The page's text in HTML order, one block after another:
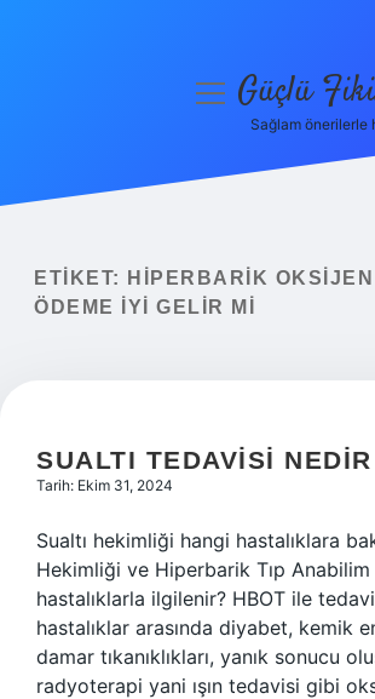
Yasal Uyarı
menüyüGüçlü
Sağlam önerilerle
ETIKET:
HIPERBARIK OKSIJEN
ÖDEME IYI GELIR MI
SUALTI TEDAVISI NEDIR
Tarih: Ekim 31, 2024
Sualtı hekimliği hangi hastalıklara
Hekimliği ve Hiperbarik Tıp Anabilim
hastalıklarla ilgilenir? HBOT ile
hastalıklar arasında diyabet, kemik
damar tıkanıklıkları, yanık sonucu
radyoterapi yani ışın tedavisi gibi